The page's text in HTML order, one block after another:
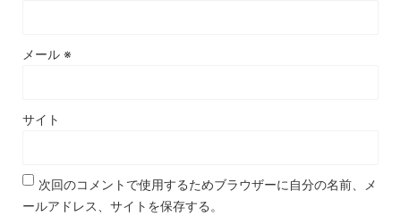
メール ※
サイト
次回のコメントで使用するためブラウザーに自分の名前、メ
ールアドレス、サイトを保存する。